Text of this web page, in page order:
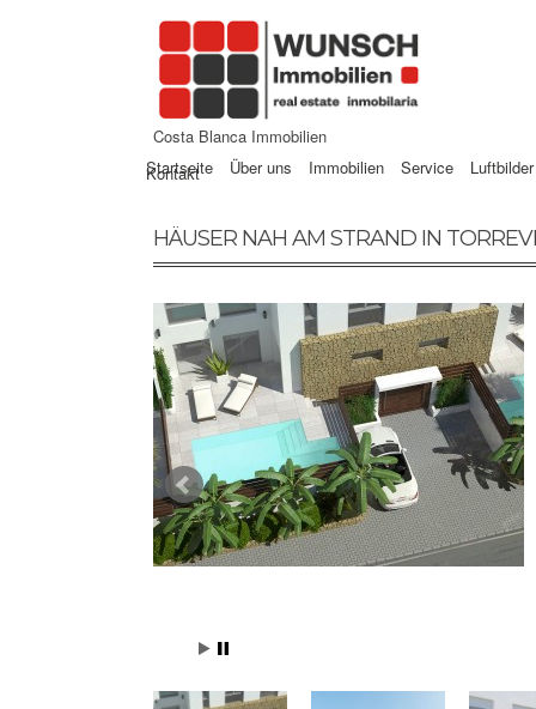
Costa Blanca Immobilien
Startseite
Über uns Immobilien Service Luftbilder
Kontakt
HÄUSER NAH AM STRAND IN